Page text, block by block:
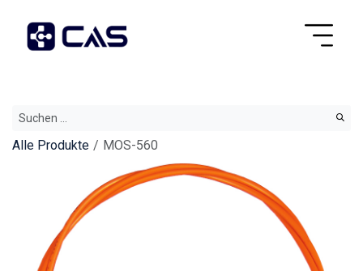
Alle Produkte MOS-560